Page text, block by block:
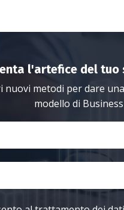
l'artefice del tuo
nuovi metodi per dare
modello di Business